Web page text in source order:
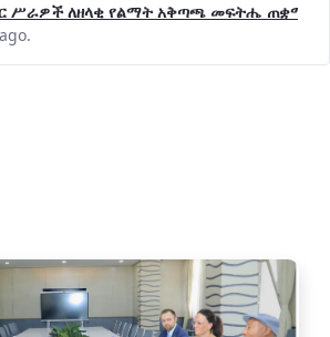
ሥራዎች ለዘላቂ የልማት አቅጣጫ መፍትሔ ጠቋሚ